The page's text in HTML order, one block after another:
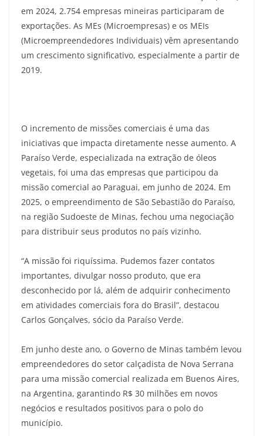
em 2024, 2.754 empresas mineiras participaram de
exportações. As MEs (Microempresas) e os MEIs
(Microempreendedores Individuais) vêm apresentando
um crescimento significativo, especialmente a partir de
2019.
O incremento de missões comerciais é uma das
iniciativas que impacta diretamente nesse aumento. A
Paraíso Verde, especializada na extração de óleos
vegetais, foi uma das empresas que participou da
missão comercial ao Paraguai, em junho de 2024. Em
2025, o empreendimento de São Sebastião do Paraíso,
na região Sudoeste de Minas, fechou uma negociação
para distribuir seus produtos no país vizinho.
“A missão foi riquíssima. Pudemos fazer contatos
importantes, divulgar nosso produto, que era
desconhecido por lá, além de adquirir conhecimento
em atividades comerciais fora do Brasil”, destacou
Carlos Gonçalves, sócio da Paraíso Verde.
Em junho deste ano, o Governo de Minas também levou
empreendedores do setor calçadista de Nova Serrana
para uma missão comercial realizada em Buenos Aires,
na Argentina, garantindo R$ 30 milhões em novos
negócios e resultados positivos para o polo do
município.